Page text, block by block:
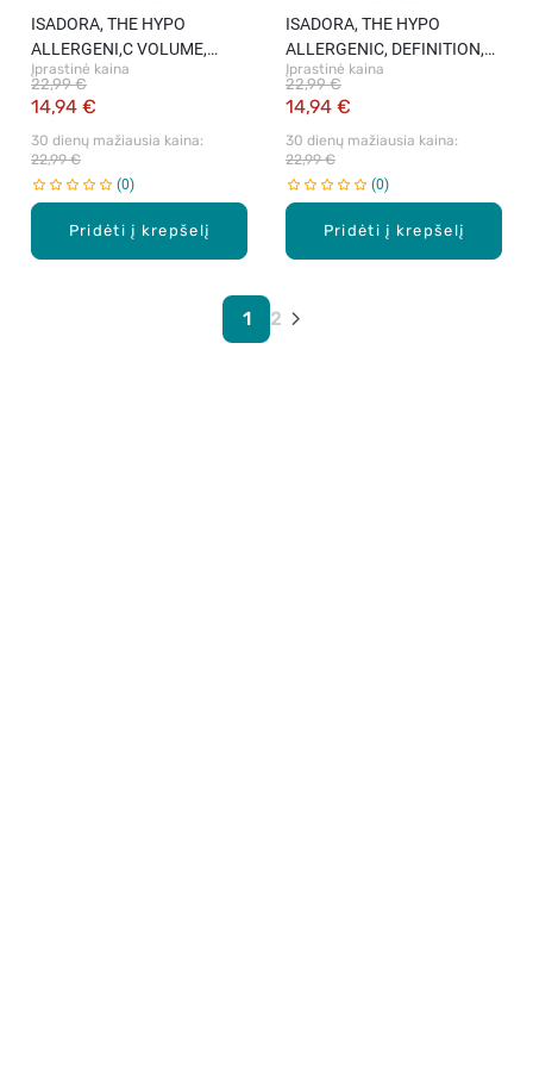
Pridėti į krepšelį
ISADORA, THE HYPO
ALLERGENI,C VOLUME,
blakstienų tušas, JUODAS,
10 ml.
Įprastinė kaina
14,94 €
22,99 €
30 dienų mažiausia kaina:
22,99 €
0
Pridėti į krepšelį
ISADORA, THE HYPO
ALLERGENIC, DEFINITION,
blakstienų tušas, JUODAS,
10 ml.
Įprastinė kaina
14,94 €
22,99 €
30 dienų mažiausia kaina:
22,99 €
0
1 2